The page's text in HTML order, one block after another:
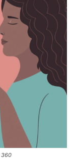
360